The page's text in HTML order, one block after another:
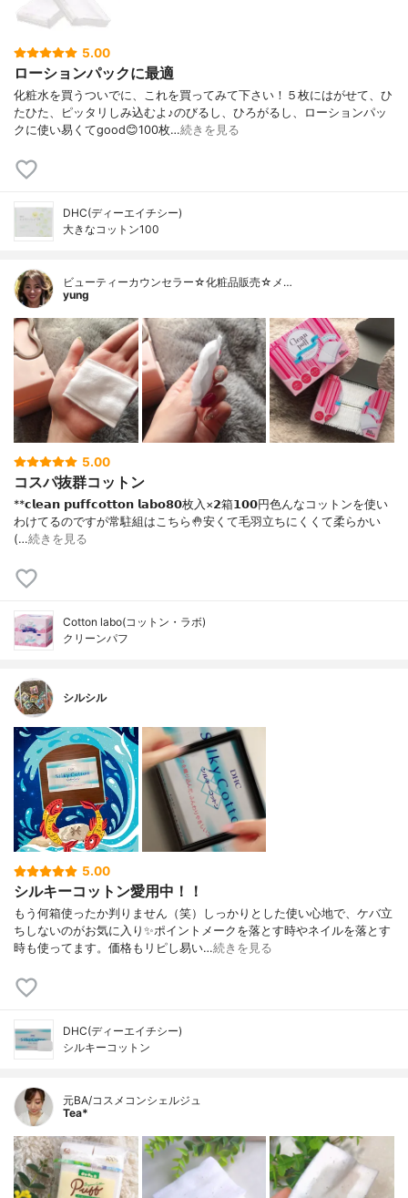
5.00
ローションパックに最適
化粧水を買うついでに、これを買ってみて下さい！５枚にはがせて、ひ
たひた、ピッタリしみ込むよ♪のびるし、ひろがるし、ローションパッ
クに使い易くてgood😊100枚…続きを見る
DHC(ディーエイチシー)
大きなコットン100
ビューティーカウンセラー☆化粧品販売☆メ…
yung
5.00
コスパ抜群コットン
**𝗰𝗹𝗲𝗮𝗻 𝗽𝘂𝗳𝗳𝗰𝗼𝘁𝘁𝗼𝗻 𝗹𝗮𝗯𝗼⁡𝟴𝟬枚入×𝟮箱𝟭𝟬𝟬円⁡⁡色んなコットンを使い
わけてるのですが常駐組はこちら🤚⁡安くて毛羽立ちにくくて柔らかい
(…続きを見る
Cotton labo(コットン・ラボ)
クリーンパフ
シルシル
5.00
シルキーコットン愛用中！！
もう何箱使ったか判りません（笑）しっかりとした使い心地で、ケバ立
ちしないのがお気に入り✨ポイントメークを落とす時やネイルを落とす
時も使ってます。価格もリピし易い…続きを見る
DHC(ディーエイチシー)
シルキーコットン
元BA/コスメコンシェルジュ
Tea*